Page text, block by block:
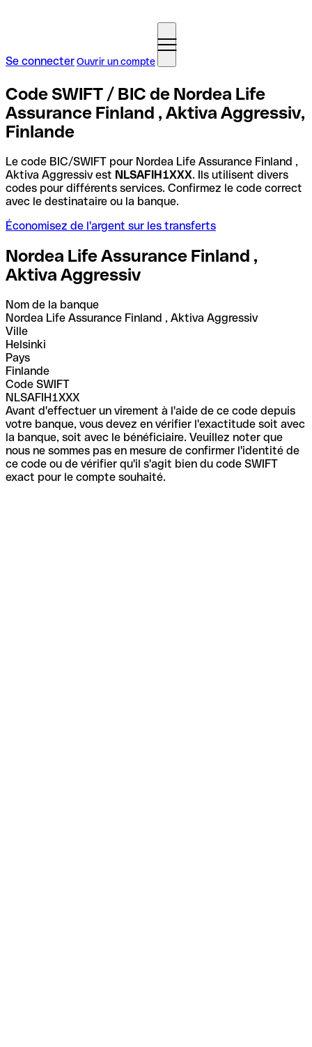
Se connecterOuvrir un compte
Code SWIFT / BIC de Nordea Life
Assurance Finland , Aktiva Aggressiv,
Finlande
Le code BIC/SWIFT pour Nordea Life Assurance Finland ,
Aktiva Aggressiv est NLSAFIH1XXX. Ils utilisent divers
codes pour différents services. Confirmez le code correct
avec le destinataire ou la banque.
Économisez de l'argent sur les transferts
Nordea Life Assurance Finland ,
Aktiva Aggressiv
Nom de la banque
Nordea Life Assurance Finland , Aktiva Aggressiv
Ville
Helsinki
Pays
Finlande
Code SWIFT
NLSAFIH1XXX
Avant d'effectuer un virement à l'aide de ce code depuis
votre banque, vous devez en vérifier l'exactitude soit avec
la banque, soit avec le bénéficiaire. Veuillez noter que
nous ne sommes pas en mesure de confirmer l'identité de
ce code ou de vérifier qu'il s'agit bien du code SWIFT
exact pour le compte souhaité.